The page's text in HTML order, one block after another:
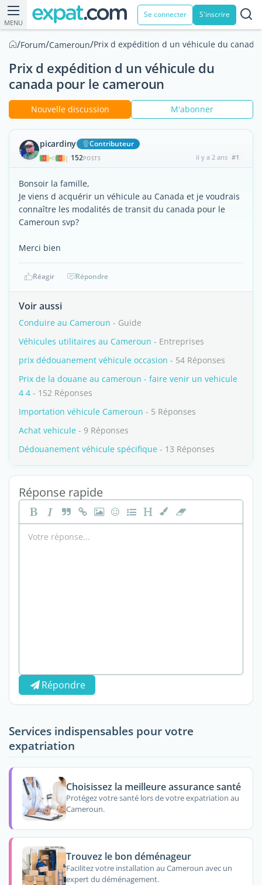
MENU
Se connecter S'inscrire
/Forum/Cameroun/Prix d expédition d un véhicule du
Prix d expédition d un véhicule du
canada pour le cameroun
Nouvelle discussion M'abonner
picardiny Contributeur
| 152POSTS il y a 2 ans #1
Bonsoir la famille,
Je viens d acquérir un véhicule au Canada et je voudrais
connaître les modalités de transit du canada pour le
Cameroun svp?
Merci bien
Réagir Répondre
Voir aussi
Conduire au Cameroun - Guide
Véhicules utilitaires au Cameroun - Entreprises
prix dédouanement véhicule occasion - 54 Réponses
Prix de la douane au cameroun - faire venir un vehicule
4 4 - 152 Réponses
Importation véhicule Cameroun - 5 Réponses
Achat vehicule - 9 Réponses
Dédouanement véhicule spécifique - 13 Réponses
Réponse rapide
Répondre
Services indispensables pour votre
expatriation
Choisissez la meilleure assurance santé
Protégez votre santé lors de votre expatriation au
Cameroun.
Trouvez le bon déménageur
Facilitez votre installation au Cameroun avec un
expert du déménagement.